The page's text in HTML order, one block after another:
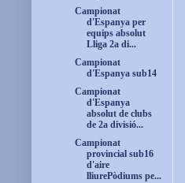
Campionat
d'Espanya per
equips absolut
Lliga 2a di...
Campionat
d'Espanya sub14
Campionat
d'Espanya
absolut de clubs
de 2a divisió...
Campionat
provincial sub16
d'aire
lliurePòdiums pe...